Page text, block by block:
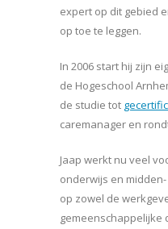
expert op dit gebied
op toe te leggen.
In 2006 start hij zijn
de Hogeschool
de studie tot
caremanager en
Jaap werkt nu veel
onderwijs en
op zowel de
gemeenschappelijke